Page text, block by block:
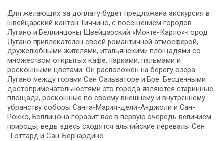
Для желающих за доплату будет предложена экскурсия в
швейцарский кантон Тиччино, с посещением городов
Лугано и Беллинцоны Швейцарский «Монте-Карло»-город
Лугано привлекателен своей романтичной атмосферой,
дружелюбными жителями, итальянскими площадями со
множеством открытых кафе, парками, пальмами и
роскошными цветами. Он расположен на берегу озера
Лугано между горами Сан Сальваторе и Бре. Бесценными
достопримечательностями это города являются старинные
площади, роскошные по своему внешнему и внутреннему
убранству соборы Санта-Мария-дели-Анджоли и Сан-
Рокко, Беллицона поразит вас в первую очередь величием
природы, ведь здесь сходятся альпийские перевалы Сен
-Готтард и Сан-Бернардино.